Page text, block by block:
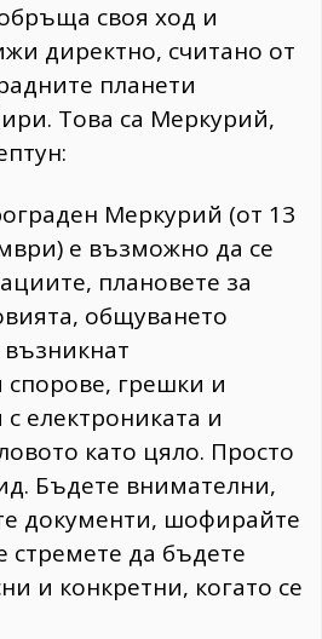
своя ход и
директно, считано от
планети
Това са Меркурий,
Меркурий (от 13
е възможно да се
плановете за
общуването
грешки и
електрониката и
като цяло. Просто
Бъдете внимателни,
документи, шофирайте
стремете да бъдете
и конкретни, когато се